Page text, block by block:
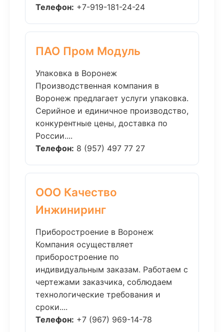
Телефон: +7-919-181-24-24
ПАО Пром Модуль
Упаковка в Воронеж
Производственная компания в
Воронеж предлагает услуги упаковка.
Серийное и единичное производство,
конкурентные цены, доставка по
России....
Телефон: 8 (957) 497 77 27
ООО Качество
Инжиниринг
Приборостроение в Воронеж
Компания осуществляет
приборостроение по
индивидуальным заказам. Работаем с
чертежами заказчика, соблюдаем
технологические требования и
сроки....
Телефон: +7 (967) 969-14-78